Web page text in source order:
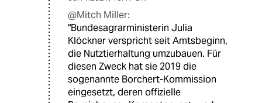
@Mitch Miller:
"Bundesagrarministerin Julia
Klöckner verspricht seit Amtsbeginn,
die Nutztierhaltung umzubauen. Für
diesen Zweck hat sie 2019 die
sogenannte Borchert-Kommission
eingesetzt, deren offizielle